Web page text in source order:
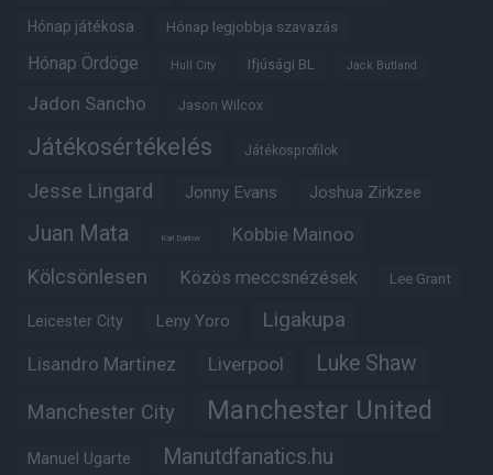
Hónap játékosa Hónap legjobbja szavazás
Hónap Ördöge Hull City Ifjúsági BL Jack Butland
Jadon Sancho Jason Wilcox
Játékosértékelés Játékosprofilok
Jesse Lingard Jonny Evans Joshua Zirkzee
Juan Mata Karl Darlow Kobbie Mainoo
Kölcsönlesen Közös meccsnézések Lee Grant
Leicester City Leny Yoro Ligakupa
Lisandro Martinez Liverpool Luke Shaw
Manchester City Manchester United
Manuel Ugarte Manutdfanatics.hu